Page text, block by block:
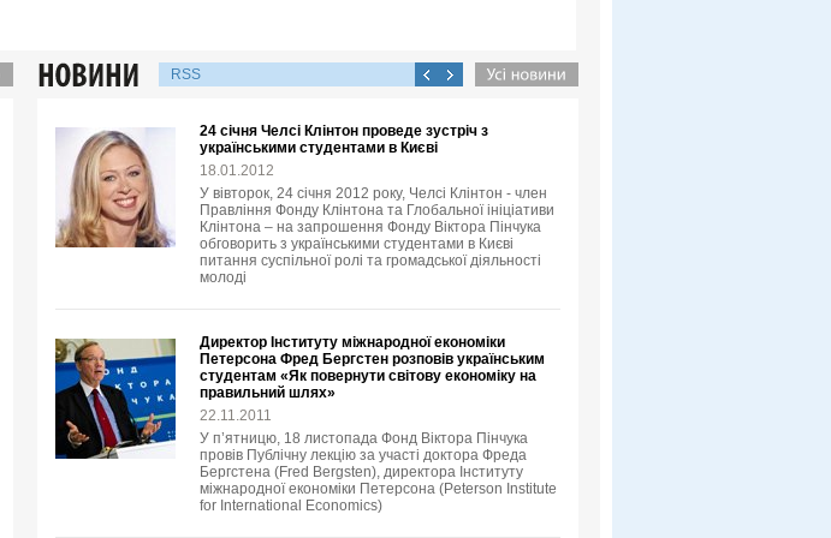
RSS
24 січня Челсі Клінтон проведе зустріч з
українськими студентами в Києві
18.01.2012
У вівторок, 24 січня 2012 року, Челсі Клінтон - член
Правління Фонду Клінтона та Глобальної ініціативи
Клінтона – на запрошення Фонду Віктора Пінчука
обговорить з українськими студентами в Києві
питання суспільної ролі та громадської діяльності
молоді
Директор Інституту міжнародної економіки
Петерсона Фред Бергстен розповів українським
студентам «Як повернути світову економіку на
правильний шлях»
22.11.2011
У п’ятницю, 18 листопада Фонд Віктора Пінчука
провів Публічну лекцію за участі доктора Фреда
Бергстена (Fred Bergsten), директора Інституту
міжнародної економіки Петерсона (Peterson Institute
for International Economics)